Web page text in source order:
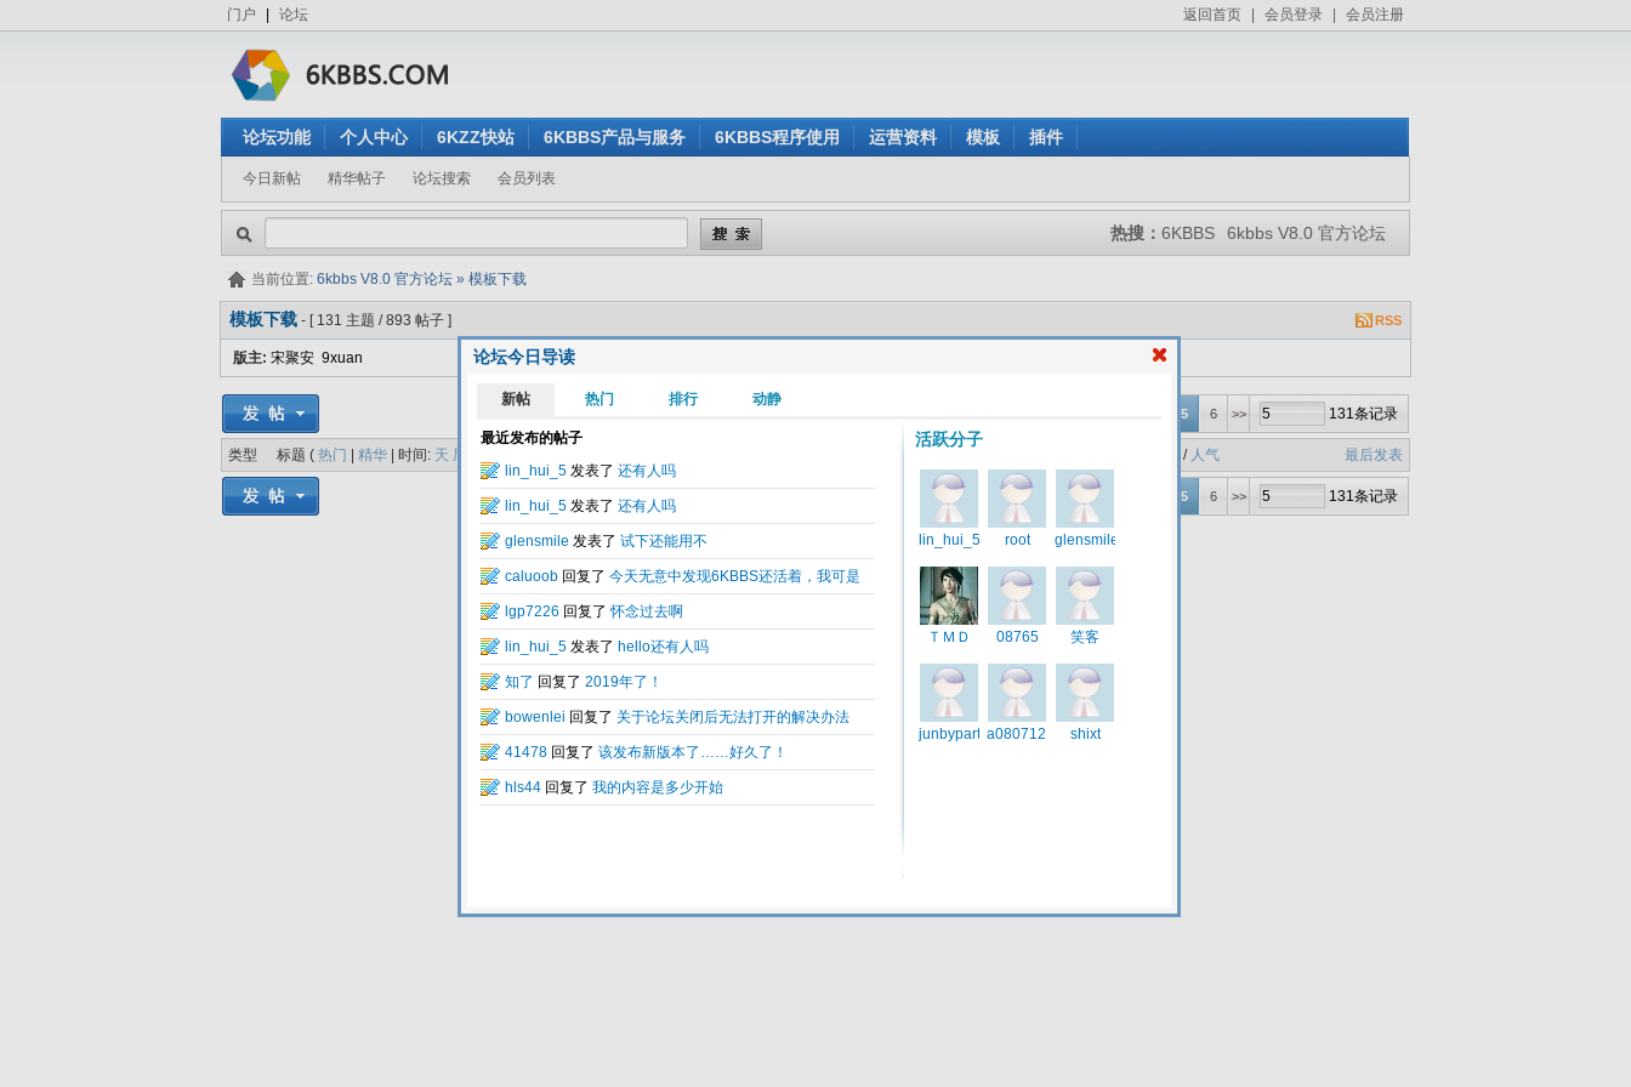
门户 论坛 返回首页 会员登录 会员注册
论坛功能 个人中心 6KZZ快站 6KBBS产品与服务 6KBBS程序使用 运营资料 模板 插件
今日新帖 精华帖子 论坛搜索 会员列表
热搜： 6KBBS 6kbbs V8.0 官方论坛
论坛今日导读
当前位置: 6kbbs V8.0 官方论坛 » 模板下载
模板下载 - [ 131 主题 / 893 帖子 ] RSS
版主: 宋聚安 9xuan
5 6 >> 131条记录
类型 标题 ( 热门 精华 | 时间: 天 周 / 人气 最后发表
1 2 5 6 >> 131条记录
Total 0.041824(s) query 5, Time now is:2026-08-08 04:09
Powered by6kbbs V8.0 © 2003-2010 6kbbs.com